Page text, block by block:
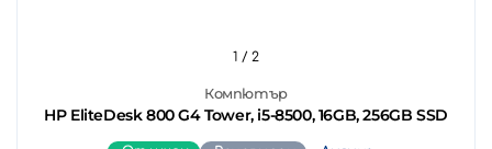
Компютър
HP EliteDesk 800 G4 Tower, i5-8500, 16GB, 256GB SSD
1 / 2